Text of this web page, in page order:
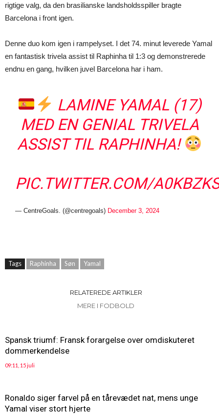
rigtige valg, da den brasilianske landsholdsspiller bragte
Barcelona i front igen.
Denne duo kom igen i rampelyset. I det 74. minut leverede Yamal
en fantastisk trivela assist til Raphinha til 1:3 og demonstrerede
endnu en gang, hvilken juvel Barcelona har i ham.
LAMINE YAMAL (17)
MED EN GENIAL TRIVELA
ASSIST TIL RAPHINHA!
PIC.TWITTER.COM/
— CentreGoals. (@centregoals) December 3, 2024
Tags Raphinha Søn Yamal
RELATEREDE ARTIKLER
MERE I FODBOLD
Spansk triumf: Fransk forargelse over omdiskuteret
dommerkendelse
09:11, 15 juli
Ronaldo siger farvel på en tårevædet nat, mens unge
Yamal viser stort hjerte